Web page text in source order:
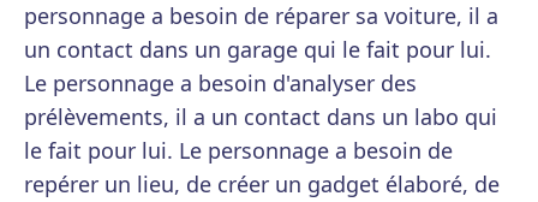
personnage a besoin de réparer sa voiture, il a
un contact dans un garage qui le fait pour lui.
Le personnage a besoin d'analyser des
prélèvements, il a un contact dans un labo qui
le fait pour lui. Le personnage a besoin de
repérer un lieu, de créer un gadget élaboré, de